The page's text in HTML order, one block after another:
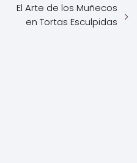
El Arte de los Muñecos
en Tortas Esculpidas